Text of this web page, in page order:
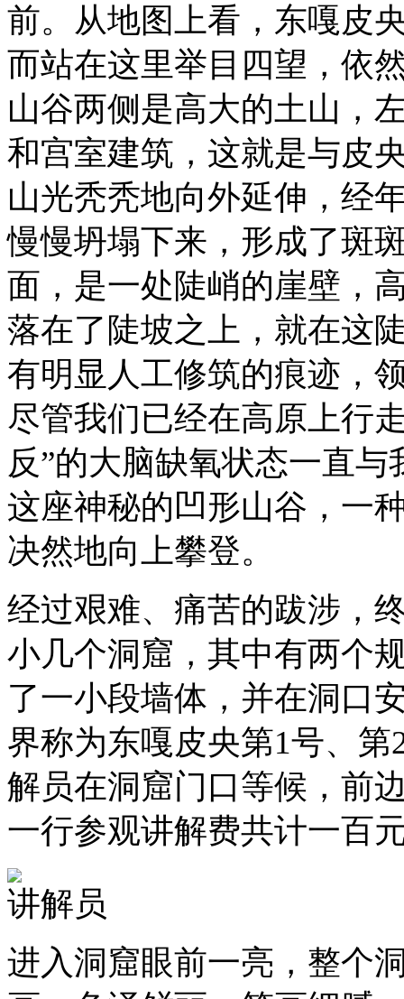
前。从地图上看，东嘎皮
而站在这里举目四望，依
山谷两侧是高大的土山，
和宫室建筑，这就是与皮
山光秃秃地向外延伸，经
慢慢坍塌下来，形成了斑
面，是一处陡峭的崖壁，
落在了陡坡之上，就在这
有明显人工修筑的痕迹，
尽管我们已经在高原上行
反”的大脑缺氧状态一直
这座神秘的凹形山谷，一
决然地向上攀登。
经过艰难、痛苦的跋涉，
小几个洞窟，其中有两个
了一小段墙体，并在洞口
界称为东嘎皮央第1号、
解员在洞窟门口等候，前
一行参观讲解费共计一百
讲解员
进入洞窟眼前一亮，整个